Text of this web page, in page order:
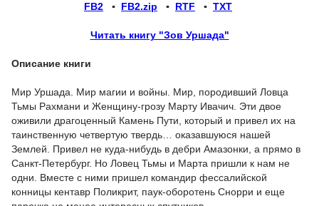
FB2 ▪ FB2.zip ▪ RTF ▪ TXT
Читать книгу "Зов Уршада"
Описание книги
Мир Уршада. Мир магии и войны. Мир, породивший Ловца
Тьмы Рахмани и Женщину-грозу Марту Ивачич. Эти двое
оживили драгоценный Камень Пути, который и привел их на
таинственную четвертую твердь… оказавшуюся нашей
Землей. Привел не куда-нибудь в дебри Амазонки, а прямо в
Санкт-Петербург. Но Ловец Тьмы и Марта пришли к нам не
одни. Вместе с ними пришел командир фессалийской
конницы кентавр Поликрит, паук-оборотень Снорри и еще